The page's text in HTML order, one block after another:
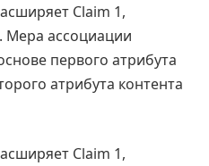
Claim 1,
Мера ассоциации
первого атрибута
атрибута контента
Claim 1,